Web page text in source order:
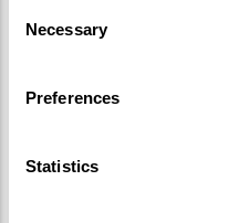
Selection
Necessary
Preferences
Statistics